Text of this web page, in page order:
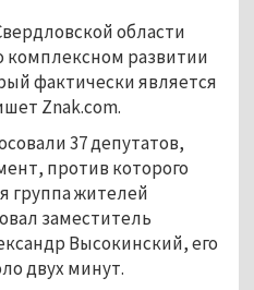
области
комплексном развитии
фактически является
Znak.com.
37 депутатов,
против которого
группа жителей
заместитель
Высокинский, его
двух минут.